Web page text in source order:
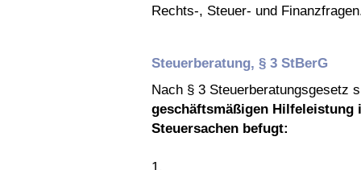
Rechts-, Steuer- und
Steuerberatung, § 3 StBerG
Nach § 3 Steuerberatungsgesetz
geschäftsmäßigen Hilfeleistung
Steuersachen befugt:
1.